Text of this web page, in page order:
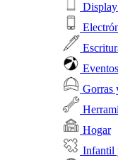
Gorras
Hogar
Infantil